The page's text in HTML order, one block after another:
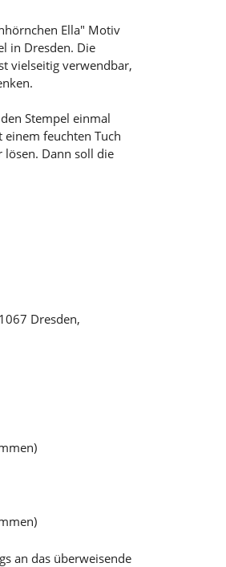
Ella" Motiv
in Dresden. Die
vielseitig verwendbar,
Stempel einmal
feuchten Tuch
lösen. Dann soll die
Dresden,
an das überweisende